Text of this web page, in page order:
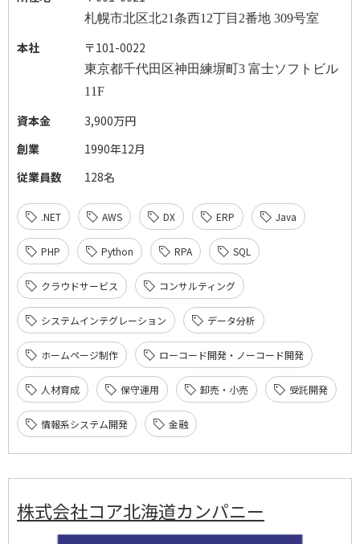
札幌市北区北21条西12丁目 2番地 309号室
本社 〒101-0022
東京都千代田区神田練塀町3 富士ソフトビル
11F
資本金
3,900万円
創業
1990年12月
従業員数
128名
.NET AWS DX ERP Java
PHP Python RPA SQL
クラウドサービス コンサルティング
システムインテグレーション データ分析
ホームページ制作 ローコード開発・ノーコード開発
人材育成 保守運用 卸売・小売 受託開発
情報系システム開発 金融
株式会社コア北海道カンパニー